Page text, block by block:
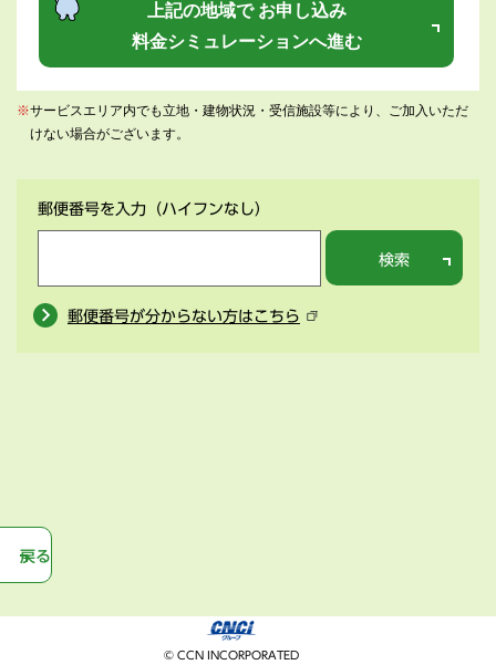
上記の地域で お申し込み
料金シミュレーションへ進む
※サービスエリア内でも立地・建物状況・受信施設等により、ご加入いただ
けない場合がございます。
郵便番号を入力 （ハイフンなし）
検索
郵便番号が分からない方はこちら
戻る
© CCN INCORPORATED